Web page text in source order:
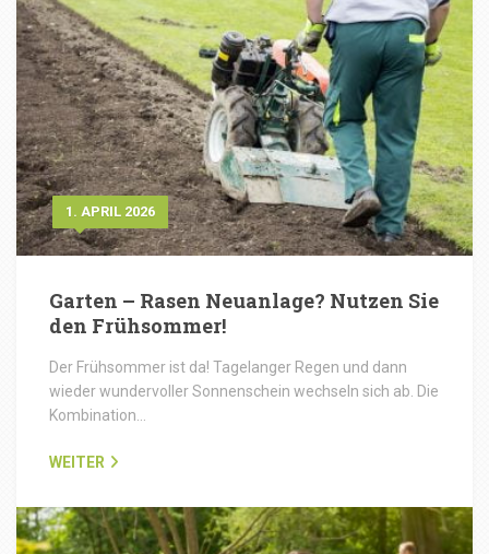
1. APRIL 2026
Garten – Rasen Neuanlage? Nutzen Sie
den Frühsommer!
Der Frühsommer ist da! Tagelanger Regen und dann
wieder wundervoller Sonnenschein wechseln sich ab. Die
Kombination…
WEITER